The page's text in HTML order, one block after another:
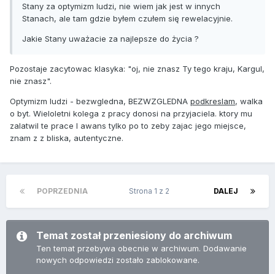
Stany za optymizm ludzi, nie wiem jak jest w innych
Stanach, ale tam gdzie byłem czułem się rewelacyjnie.
Jakie Stany uważacie za najlepsze do życia ?
Pozostaje zacytowac klasyka: "oj, nie znasz Ty tego kraju, Kargul,
nie znasz".
Optymizm ludzi - bezwgledna, BEZWZGLEDNA podkreslam, walka
o byt. Wieloletni kolega z pracy donosi na przyjaciela. ktory mu
zalatwil te prace I awans tylko po to zeby zajac jego miejsce,
znam z z bliska, autentyczne.
POPRZEDNIA DALEJ
Strona 1 z 2
Temat został przeniesiony do archiwum
Ten temat przebywa obecnie w archiwum. Dodawanie
nowych odpowiedzi zostało zablokowane.